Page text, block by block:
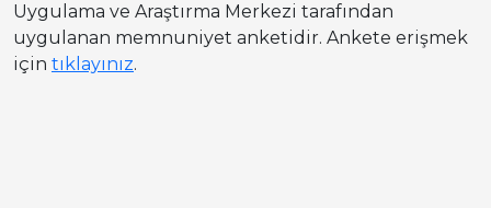
Uygulama ve Araştırma Merkezi tarafından
uygulanan memnuniyet anketidir. Ankete erişmek
için tıklayınız.